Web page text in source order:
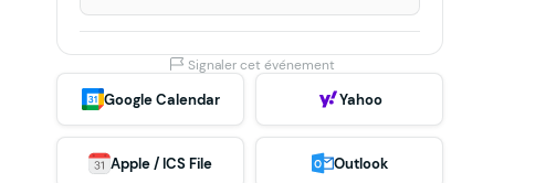
Signaler cet événement
Google Calendar Yahoo
Apple / ICS File Outlook